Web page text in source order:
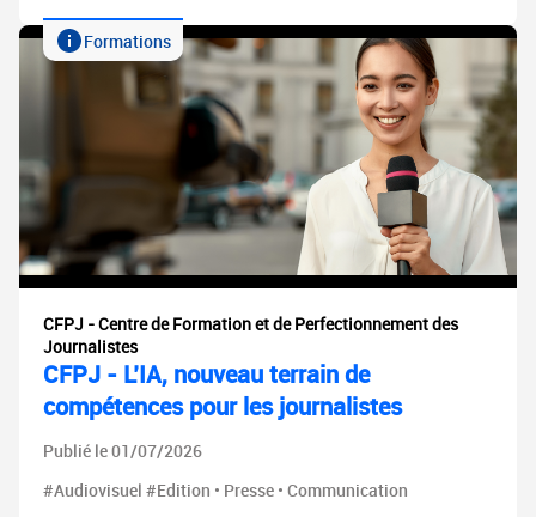
Formations
CFPJ - Centre de Formation et de Perfectionnement des
Journalistes
CFPJ - L’IA, nouveau terrain de
compétences pour les journalistes
Publié le 01/07/2026
#Audiovisuel #Edition • Presse • Communication